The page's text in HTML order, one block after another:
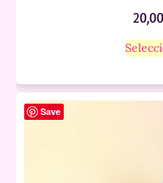
20,00
Save